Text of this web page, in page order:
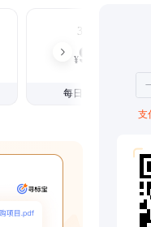
3个月
¥99
每日仅1.08元
支